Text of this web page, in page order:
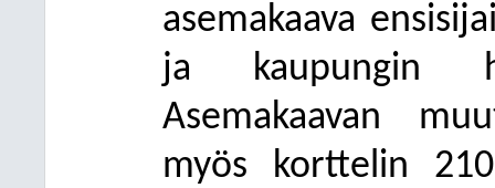
asemakaava
ja kaupungin
Asemakaavan
myös korttelin